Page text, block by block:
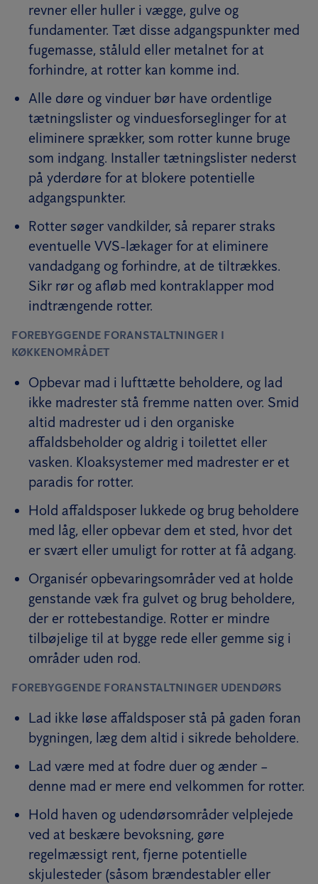
revner eller huller i vægge, gulve og
fundamenter. Tæt disse adgangspunkter med
fugemasse, ståluld eller metalnet for at
forhindre, at rotter kan komme ind.
Alle døre og vinduer bør have ordentlige
tætningslister og vinduesforseglinger for at
eliminere sprækker, som rotter kunne bruge
som indgang. Installer tætningslister nederst
på yderdøre for at blokere potentielle
adgangspunkter.
Rotter søger vandkilder, så reparer straks
eventuelle VVS-lækager for at eliminere
vandadgang og forhindre, at de tiltrækkes.
Sikr rør og afløb med kontraklapper mod
indtrængende rotter.
FOREBYGGENDE FORANSTALTNINGER I
KØKKENOMRÅDET
Opbevar mad i lufttætte beholdere, og lad
ikke madrester stå fremme natten over. Smid
altid madrester ud i den organiske
affaldsbeholder og aldrig i toilettet eller
vasken. Kloaksystemer med madrester er et
paradis for rotter.
Hold affaldsposer lukkede og brug beholdere
med låg, eller opbevar dem et sted, hvor det
er svært eller umuligt for rotter at få adgang.
Organisér opbevaringsområder ved at holde
genstande væk fra gulvet og brug beholdere,
der er rottebestandige. Rotter er mindre
tilbøjelige til at bygge rede eller gemme sig i
områder uden rod.
FOREBYGGENDE FORANSTALTNINGER UDENDØRS
Lad ikke løse affaldsposer stå på gaden foran
bygningen, læg dem altid i sikrede beholdere.
Lad være med at fodre duer og ænder –
denne mad er mere end velkommen for rotter.
Hold haven og udendørsområder velplejede
ved at beskære bevoksning, gøre
regelmæssigt rent, fjerne potentielle
skjulesteder (såsom brændestabler eller